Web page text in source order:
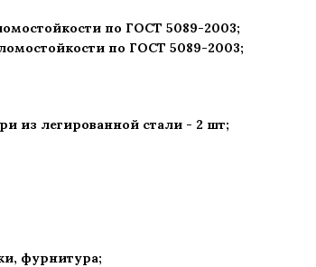
по ГОСТ 5089-2003;
по ГОСТ 5089-2003;
из легированной стали - 2 шт;
фурнитура;